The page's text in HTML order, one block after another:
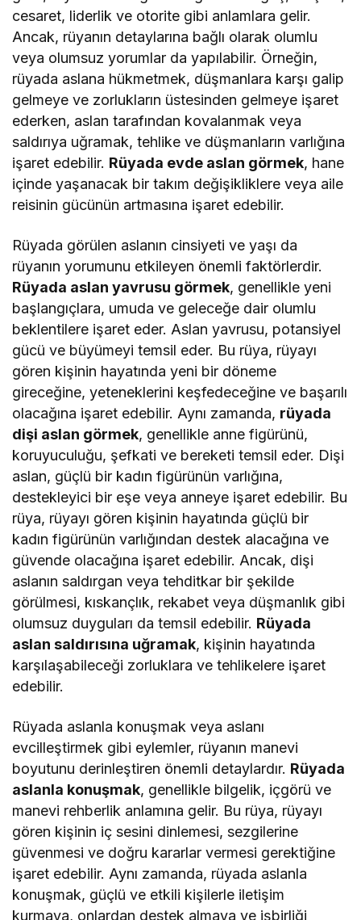
cesaret, liderlik ve otorite gibi anlamlara gelir.
Ancak, rüyanın detaylarına bağlı olarak olumlu
veya olumsuz yorumlar da yapılabilir. Örneğin,
rüyada aslana hükmetmek, düşmanlara karşı galip
gelmeye ve zorlukların üstesinden gelmeye işaret
ederken, aslan tarafından kovalanmak veya
saldırıya uğramak, tehlike ve düşmanların varlığına
işaret edebilir. Rüyada evde aslan görmek, hane
içinde yaşanacak bir takım değişikliklere veya aile
reisinin gücünün artmasına işaret edebilir.
Rüyada görülen aslanın cinsiyeti ve yaşı da
rüyanın yorumunu etkileyen önemli faktörlerdir.
Rüyada aslan yavrusu görmek, genellikle yeni
başlangıçlara, umuda ve geleceğe dair olumlu
beklentilere işaret eder. Aslan yavrusu, potansiyel
gücü ve büyümeyi temsil eder. Bu rüya, rüyayı
gören kişinin hayatında yeni bir döneme
gireceğine, yeteneklerini keşfedeceğine ve başarılı
olacağına işaret edebilir. Aynı zamanda, rüyada
dişi aslan görmek, genellikle anne figürünü,
koruyuculuğu, şefkati ve bereketi temsil eder. Dişi
aslan, güçlü bir kadın figürünün varlığına,
destekleyici bir eşe veya anneye işaret edebilir. Bu
rüya, rüyayı gören kişinin hayatında güçlü bir
kadın figürünün varlığından destek alacağına ve
güvende olacağına işaret edebilir. Ancak, dişi
aslanın saldırgan veya tehditkar bir şekilde
görülmesi, kıskançlık, rekabet veya düşmanlık gibi
olumsuz duyguları da temsil edebilir. Rüyada
aslan saldırısına uğramak, kişinin hayatında
karşılaşabileceği zorluklara ve tehlikelere işaret
edebilir.
Rüyada aslanla konuşmak veya aslanı
evcilleştirmek gibi eylemler, rüyanın manevi
boyutunu derinleştiren önemli detaylardır. Rüyada
aslanla konuşmak, genellikle bilgelik, içgörü ve
manevi rehberlik anlamına gelir. Bu rüya, rüyayı
gören kişinin iç sesini dinlemesi, sezgilerine
güvenmesi ve doğru kararlar vermesi gerektiğine
işaret edebilir. Aynı zamanda, rüyada aslanla
konuşmak, güçlü ve etkili kişilerle iletişim
kurmaya, onlardan destek almaya ve işbirliği